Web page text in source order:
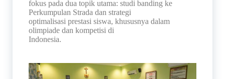
fokus pada dua topik utama: studi banding ke
Perkumpulan Strada dan strategi
optimalisasi prestasi siswa, khususnya dalam
olimpiade dan kompetisi di
Indonesia.